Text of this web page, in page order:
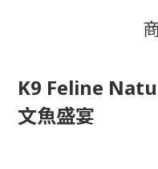
K9 Feline
文魚盛宴